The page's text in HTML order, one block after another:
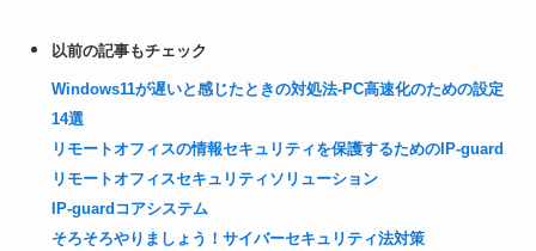
以前の記事もチェック
Windows11が遅いと感じたときの対処法-PC高速化のための設定
14選
リモートオフィスの情報セキュリティを保護するためのIP-guard
リモートオフィスセキュリティソリューション
IP-guardコアシステム
そろそろやりましょう！サイバーセキュリティ法対策